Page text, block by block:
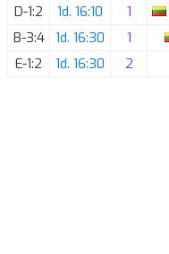
D-1:2
1d. 16:10 1
B-3:4
1d. 16:30 1
E-1:2
1d. 16:30 2